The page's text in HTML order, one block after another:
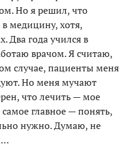
Но я решил, что
в медицину, хотя,
Два года учился в
врачом. Я считаю,
случае, пациенты меня
Но меня мучают
что лечить — мое
главное — понять,
нужно. Думаю, не